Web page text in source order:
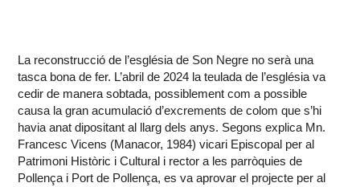
La reconstrucció de l’església de Son Negre no serà una
tasca bona de fer. L’abril de 2024 la teulada de l’església va
cedir de manera sobtada, possiblement com a possible
causa la gran acumulació d’excrements de colom que s’hi
havia anat dipositant al llarg dels anys. Segons explica Mn.
Francesc Vicens (Manacor, 1984) vicari Episcopal per al
Patrimoni Històric i Cultural i rector a les parròquies de
Pollença i Port de Pollença, es va aprovar el projecte per al